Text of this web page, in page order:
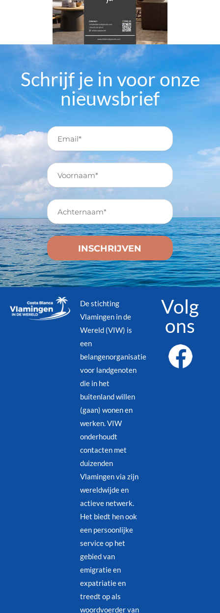
Schrijf je in voor onze
nieuwsbrief
De stichting
Vlamingen in de
Wereld (VIW) is
een
belangenorganisatie
voor landgenoten
die in het
buitenland willen
(gaan) wonen en
werken. VIW
onderhoudt
contacten met
duizenden
Vlamingen via zijn
wereldwijde en
actieve netwerk.
Het biedt hen ook
een persoonlijke
service op het
gebied van
emigratie en
expatriatie en
treedt op als
woordvoerder van
Volg
ons